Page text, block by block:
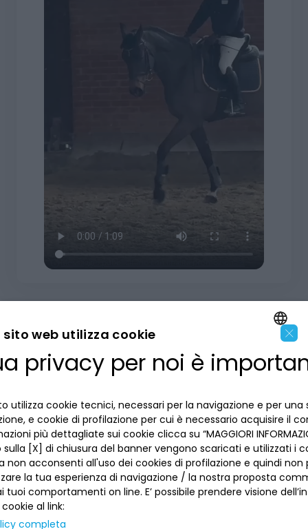
Messaggio pubblicitario con finalità promozionale
LA BANCA
Dove siamo
Lavora con noi
Reclami
Numeri utili
INFORMAZIONI PER IL CLIENTE
Privacy
La tua scelta sui cookies
Informativa al pubblico
Sepa
ACCESSIBILITÀ E APP
SEGUICI SUI SOCIAL
ENGLISH
×
sito web utilizza cookie
privacy per noi è
utilizza cookie tecnici, necessari per la navigazione e per una
e cookie di profilazione per cui è necessario acquisire il
più dettagliate sui cookie clicca su “MAGGIORI
[X] di chiusura del banner vengono scaricati e utilizzati i
non acconsenti all'uso dei cookies di profilazione e quindi non
la tua esperienza di navigazione / la nostra proposta
tuoi comportamenti on line. E’ possibile prendere visione
al link:
completa